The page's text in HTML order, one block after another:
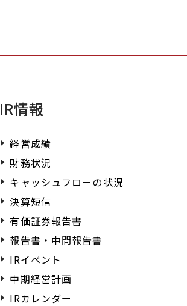
IR情報
経営成績
財務状況
キャッシュフローの状況
決算短信
有価証券報告書
報告書・中間報告書
IRイベント
中期経営計画
IRカレンダー